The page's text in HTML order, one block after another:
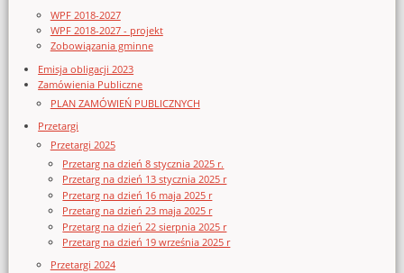
WPF 2018-2027
WPF 2018-2027 - projekt
Zobowiązania gminne
Emisja obligacji 2023
Zamówienia Publiczne
PLAN ZAMÓWIEŃ PUBLICZNYCH
Przetargi
Przetargi 2025
Przetarg na dzień 8 stycznia 2025 r.
Przetarg na dzień 13 stycznia 2025 r
Przetarg na dzień 16 maja 2025 r
Przetarg na dzień 23 maja 2025 r
Przetarg na dzień 22 sierpnia 2025 r
Przetarg na dzień 19 września 2025 r
Przetargi 2024